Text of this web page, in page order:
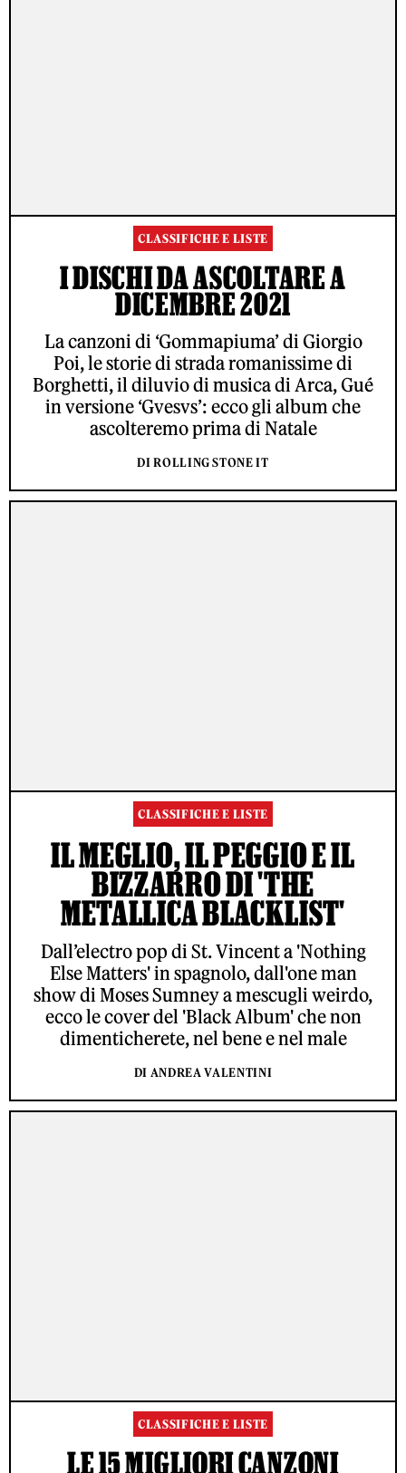
CLASSIFICHE E LISTE
I DISCHI DA ASCOLTARE A
DICEMBRE 2021
La canzoni di ‘Gommapiuma’ di Giorgio
Poi, le storie di strada romanissime di
Borghetti, il diluvio di musica di Arca, Gué
in versione ‘Gvesvs’: ecco gli album che
ascolteremo prima di Natale
DI ROLLING STONE IT
CLASSIFICHE E LISTE
IL MEGLIO, IL PEGGIO E IL
BIZZARRO DI 'THE
METALLICA BLACKLIST'
Dall’electro pop di St. Vincent a 'Nothing
Else Matters' in spagnolo, dall'one man
show di Moses Sumney a mescugli weirdo,
ecco le cover del 'Black Album' che non
dimenticherete, nel bene e nel male
DI ANDREA VALENTINI
CLASSIFICHE E LISTE
LE 15 MIGLIORI CANZONI